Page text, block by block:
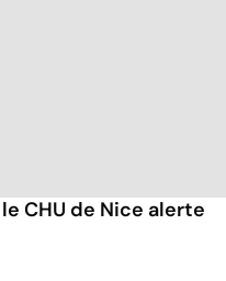
CHU de Nice alerte